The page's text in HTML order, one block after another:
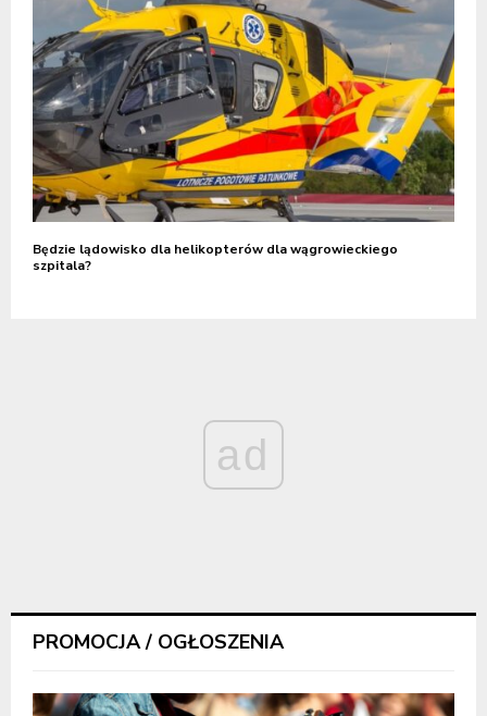
Będzie lądowisko dla helikopterów dla wągrowieckiego
szpitala?
ad
PROMOCJA / OGŁOSZENIA